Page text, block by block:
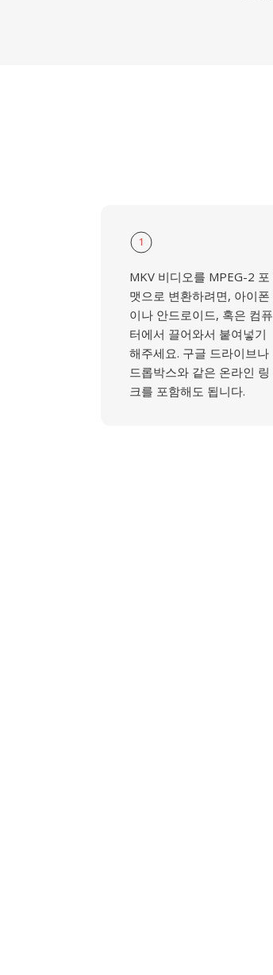
1
MKV 비디오를 MPEG-2 포
맷으로 변환하려면, 아이폰
이나 안드로이드, 혹은 컴퓨
터에서 끌어와서 붙여넣기
해주세요. 구글 드라이브나
드롭박스와 같은 온라인 링
크를 포함해도 됩니다.